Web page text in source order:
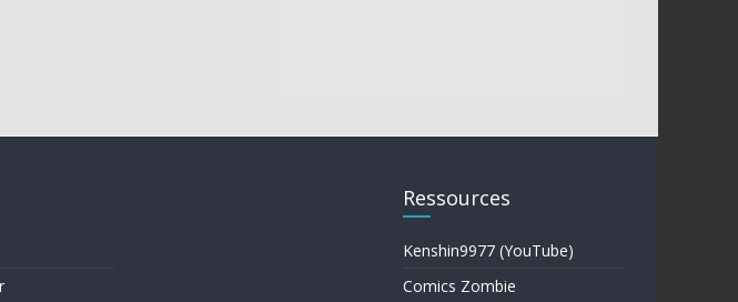
Ressources
Kenshin9977 (YouTube)
Comics Zombie